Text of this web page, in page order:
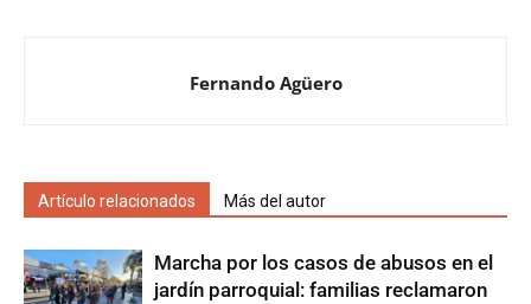
Fernando Agüero
Artículo relacionados Más del autor
Marcha por los casos de abusos en el
jardín parroquial: familias reclamaron